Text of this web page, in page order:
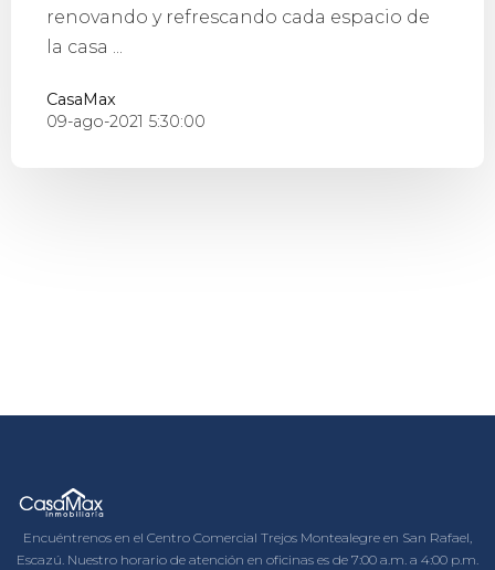
renovando y refrescando cada espacio de
la casa ...
CasaMax
09-ago-2021 5:30:00
Encuéntrenos en el Centro Comercial Trejos Montealegre en San Rafael,
Escazú. Nuestro horario de atención en oficinas es de 7:00 a.m. a 4:00 p.m.